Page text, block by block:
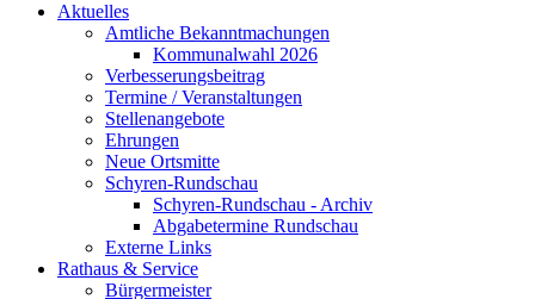
Aktuelles
Amtliche Bekanntmachungen
Kommunalwahl 2026
Verbesserungsbeitrag
Termine / Veranstaltungen
Stellenangebote
Ehrungen
Neue Ortsmitte
Schyren-Rundschau
Schyren-Rundschau - Archiv
Abgabetermine Rundschau
Externe Links
Rathaus & Service
Bürgermeister